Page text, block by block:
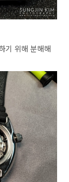
기 위해 분해해